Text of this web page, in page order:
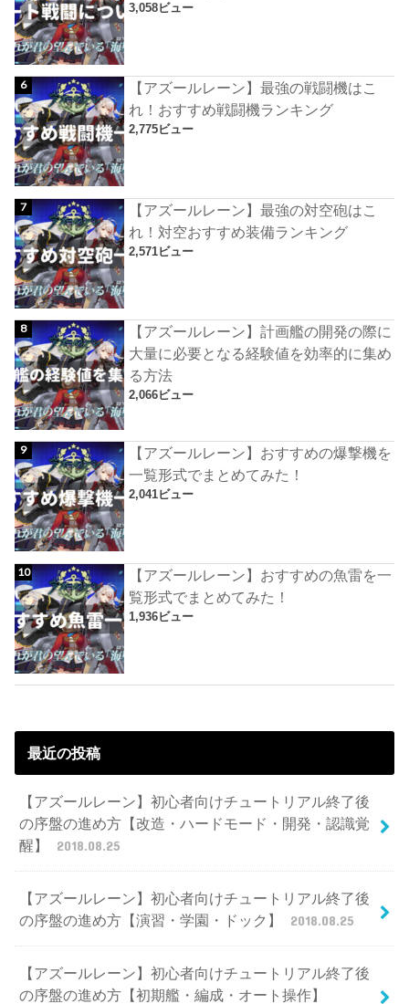
3,058ビュー
【アズールレーン】最強の戦闘機はこ
れ！おすすめ戦闘機ランキング
2,775ビュー
【アズールレーン】最強の対空砲はこ
れ！対空おすすめ装備ランキング
2,571ビュー
【アズールレーン】計画艦の開発の際に
大量に必要となる経験値を効率的に集め
る方法
2,066ビュー
【アズールレーン】おすすめの爆撃機を
一覧形式でまとめてみた！
2,041ビュー
【アズールレーン】おすすめの魚雷を一
覧形式でまとめてみた！
1,936ビュー
最近の投稿
【アズールレーン】初心者向けチュートリアル終了後
の序盤の進め方【改造・ハードモード・開発・認識覚
醒】
2018.08.25
【アズールレーン】初心者向けチュートリアル終了後
の序盤の進め方【演習・学園・ドック】
2018.08.25
【アズールレーン】初心者向けチュートリアル終了後
の序盤の進め方【初期艦・編成・オート操作】